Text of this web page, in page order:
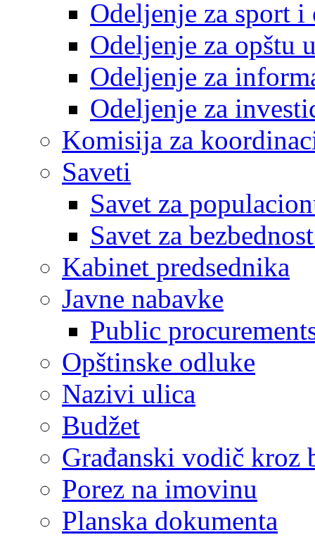
Odeljenje za sport
Odeljenje za opštu
Odeljenje za
Odeljenje za
Komisija za
Saveti
Savet za
Savet za
Kabinet predsednika
Javne nabavke
Public
Opštinske odluke
Nazivi ulica
Budžet
Građanski vodič kroz
Porez na imovinu
Planska dokumenta